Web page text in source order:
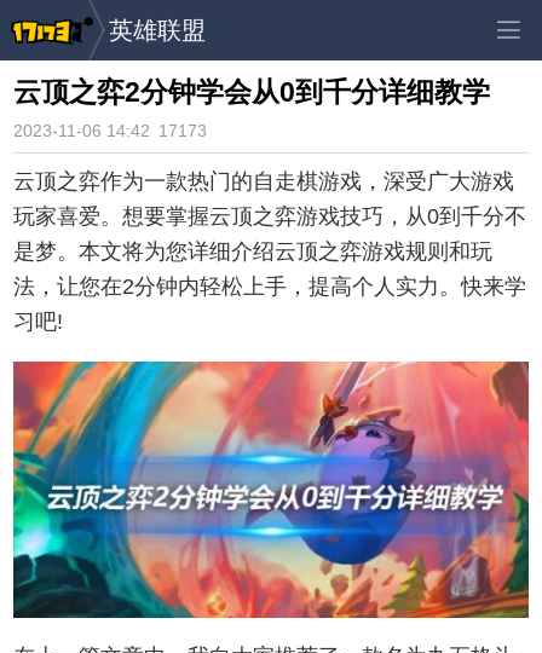
英雄联盟
云顶之弈2分钟学会从0到千分详细教学
2023-11-06 14:42 17173
云顶之弈作为一款热门的自走棋游戏，深受广大游戏
玩家喜爱。想要掌握云顶之弈游戏技巧，从0到千分不
是梦。本文将为您详细介绍云顶之弈游戏规则和玩
法，让您在2分钟内轻松上手，提高个人实力。快来学
习吧!